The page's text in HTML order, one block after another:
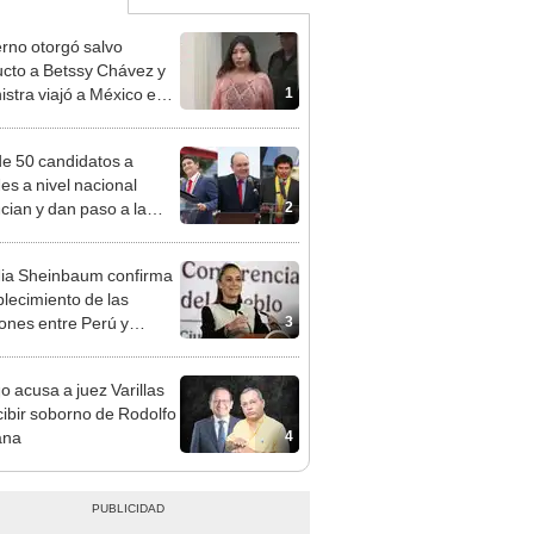
1
otorgó salvo
a Betssy Chávez y
viajó a México en
2
50 candidatos a
a nivel nacional
y dan paso a la
3
Sheinbaum confirma
de las
entre Perú y
4
acusa a juez Varillas
soborno de Rodolfo